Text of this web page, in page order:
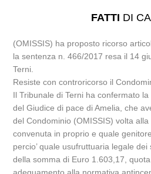
FATTI DI
(OMISSIS) ha proposto ricorso
la sentenza n. 466/2017 resa il 14
Terni.
Resiste con controricorso il
Il Tribunale di Terni ha confermato
del Giudice di pace di Amelia, che
del Condominio (OMISSIS) volta alla
convenuta in proprio e quale
percio’ quale usufruttuaria legale
della somma di Euro 1.603,17,